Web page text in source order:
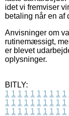
idet vi fremviser
betaling når en af
Anvisninger om
rutinemæssigt,
er blevet
oplysninger.
BITLY:
1 1 1 1 1 1 1 1 1 1
1 1 1 1 1 1 1 1 1 1
1 1 1 1 1 1 1 1 1 1